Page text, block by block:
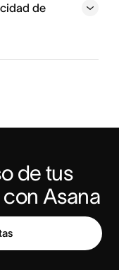
de
de tus
Asana